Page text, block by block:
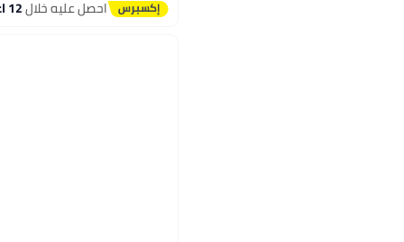
#30 في الخلاطات التي توضع على الموائد احصل عليه خلال12 اغسطس